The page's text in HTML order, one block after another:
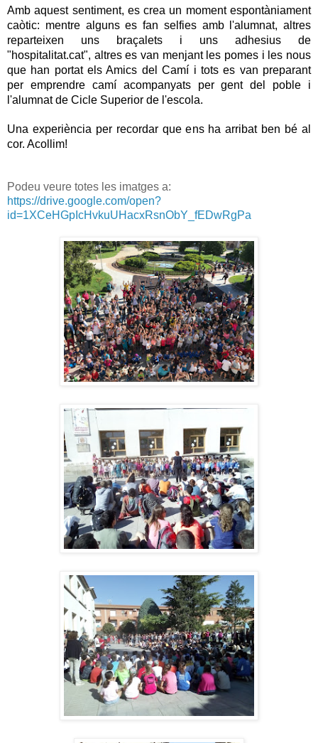
Amb aquest sentiment, es crea un moment espontàniament
caòtic: mentre alguns es fan selfies amb l'alumnat, altres
reparteixen uns braçalets i uns adhesius de
"hospitalitat.cat", altres es van menjant les pomes i les nous
que han portat els Amics del Camí i tots es van preparant
per emprendre camí acompanyats per gent del poble i
l'alumnat de Cicle Superior de l'escola.
Una experiència per recordar que ens ha arribat ben bé al
cor. Acollim!
Podeu veure totes les imatges a:
https://drive.google.com/open?
id=1XCeHGpIcHvkuUHacxRsnObY_fEDwRgPa